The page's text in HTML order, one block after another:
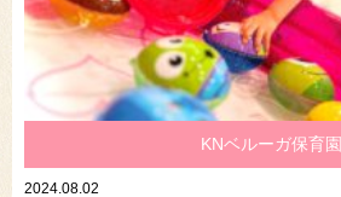
KNベルーガ保育園
2024.08.02